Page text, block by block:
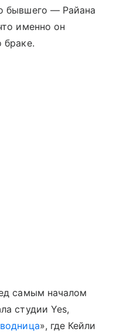
бывшего — Райана
именно он
браке.
самым началом
студии Yes,
», где Кейли